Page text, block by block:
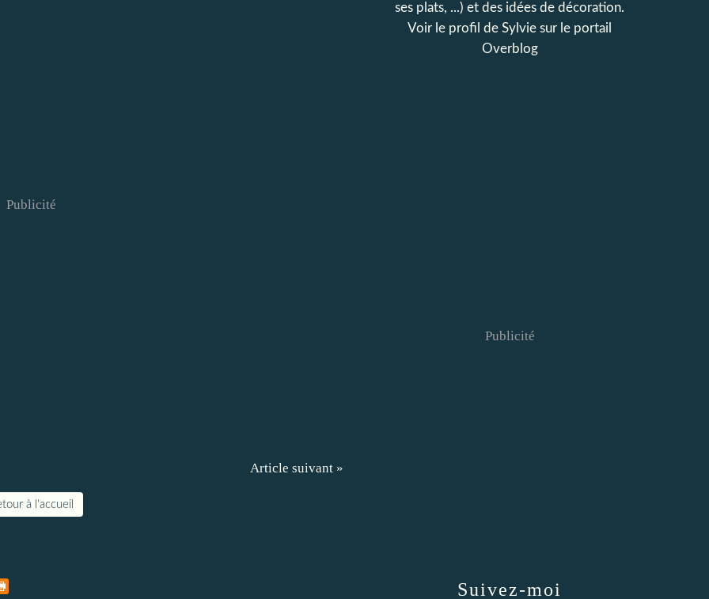
Publicité
Article suivant »
à l'accueil
ses plats, ...) et des idées de décoration.
Voir le profil de Sylvie sur le portail
Overblog
Suivez-moi
Publicité